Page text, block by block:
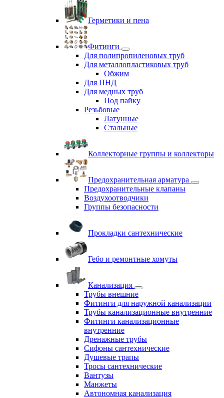
Герметики и пена
Фитинги
Для полипропиленовых труб
Для металлопластиковых труб
Обжим
Для ПНД
Для медных труб
Под пайку
Резьбовые
Латунные
Cтальные
Коллекторные группы и коллекторы
Предохранительная арматура
Предохранительные клапаны
Воздухоотводчики
Группы безопасности
Прокладки сантехнические
Гебо и ремонтные хомуты
Канализация
Трубы внешние
Фитинги для наружной канализации
Трубы канализационные внутренние
Фитинги канализационные
внутренние
Дренажные трубы
Сифоны сантехнические
Душевые трапы
Тросы сантехнические
Вантузы
Манжеты
Автономная канализация